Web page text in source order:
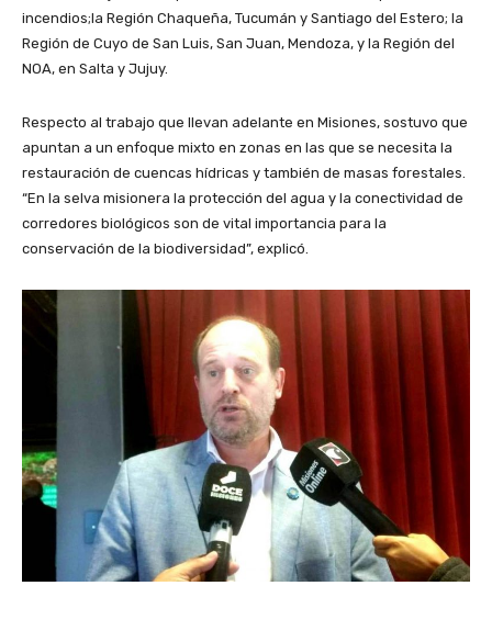
incendios;la Región Chaqueña, Tucumán y Santiago del Estero; la
Región de Cuyo de San Luis, San Juan, Mendoza, y la Región del
NOA, en Salta y Jujuy.
Respecto al trabajo que llevan adelante en Misiones, sostuvo que
apuntan a un enfoque mixto en zonas en las que se necesita la
restauración de cuencas hídricas y también de masas forestales.
“En la selva misionera la protección del agua y la conectividad de
corredores biológicos son de vital importancia para la
conservación de la biodiversidad”, explicó.